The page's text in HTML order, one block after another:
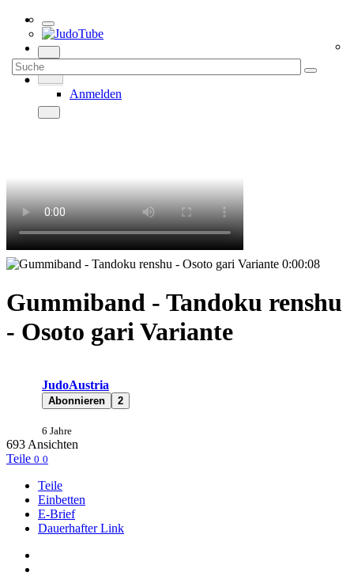
Anmelden
0:00:08
Gummiband - Tandoku renshu
- Osoto gari Variante
JudoAustria
Abonnieren 2
6 Jahre
693 Ansichten
Teile 0 0
Teile
Einbetten
E-Brief
Dauerhafter Link